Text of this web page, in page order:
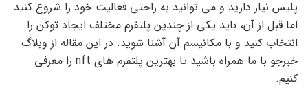
پلیس نیاز دارید و می توانید به راحتی فعالیت خود را شروع کنید.
اما قبل از آن، باید یکی از چندین پلتفرم مختلف ایجاد توکن را
انتخاب کنید و با مکانیسم آن آشنا شوید. در این مقاله از وبلاگ
خبرجو با ما همراه باشید تا بهترین پلتفرم های nft را معرفی
کنیم.